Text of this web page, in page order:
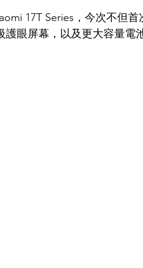
17T Series，今次不但
護眼屏幕，以及更大容量